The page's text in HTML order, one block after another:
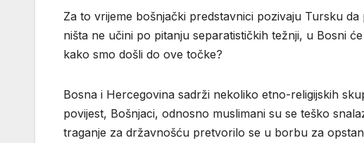
Za to vrijeme bošnjački predstavnici pozivaju Tursku
ništa ne učini po pitanju separatističkih težnji, u Bosni
kako smo došli do ove točke?
Bosna i Hercegovina sadrži nekoliko etno-religijskih
povijest, Bošnjaci, odnosno muslimani su se teško
traganje za državnošću pretvorilo se u borbu za